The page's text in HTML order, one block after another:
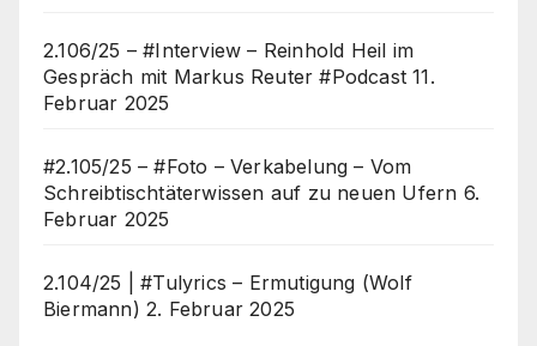
2.106/25 – #Interview – Reinhold Heil im
Gespräch mit Markus Reuter #Podcast 11.
Februar 2025
#2.105/25 – #Foto – Verkabelung – Vom
Schreibtischtäterwissen auf zu neuen Ufern 6.
Februar 2025
2.104/25 | #Tulyrics – Ermutigung (Wolf
Biermann) 2. Februar 2025